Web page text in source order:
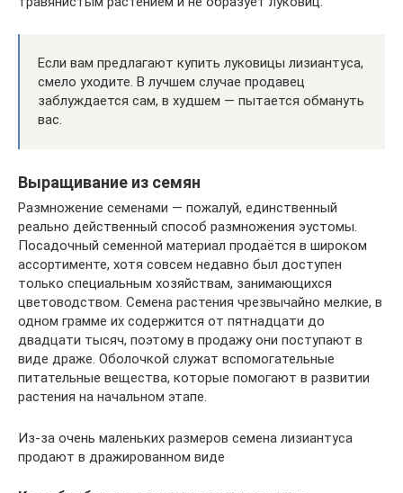
Если вам предлагают купить луковицы лизиантуса,
смело уходите. В лучшем случае продавец
заблуждается сам, в худшем — пытается обмануть
вас.
Выращивание из семян
Размножение семенами — пожалуй, единственный
реально действенный способ размножения эустомы.
Посадочный семенной материал продаётся в широком
ассортименте, хотя совсем недавно был доступен
только специальным хозяйствам, занимающихся
цветоводством. Семена растения чрезвычайно мелкие, в
одном грамме их содержится от пятнадцати до
двадцати тысяч, поэтому в продажу они поступают в
виде драже. Оболочкой служат вспомогательные
питательные вещества, которые помогают в развитии
растения на начальном этапе.
Из-за очень маленьких размеров семена лизиантуса
продают в дражированном виде